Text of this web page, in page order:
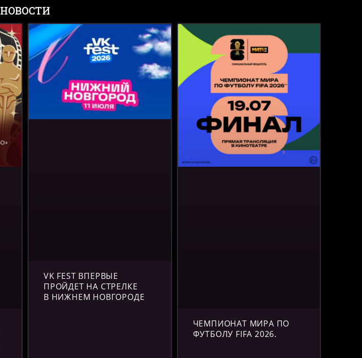
НОВОСТИ
VK FEST ВПЕРВЫЕ
ПРОЙДЕТ НА СТРЕЛКЕ
В НИЖНЕМ НОВГОРОДЕ
ЧЕМПИОНАТ МИРА ПО
ФУТБОЛУ FIFA 2026.